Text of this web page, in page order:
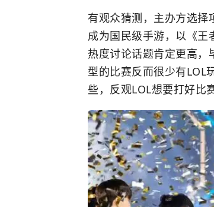
有观众猜测，主办方选
成为国民级手游，以《王
热度讨论话题肯定更高，
型的比赛反而很少有LOL
些，反观LOL想要打好比